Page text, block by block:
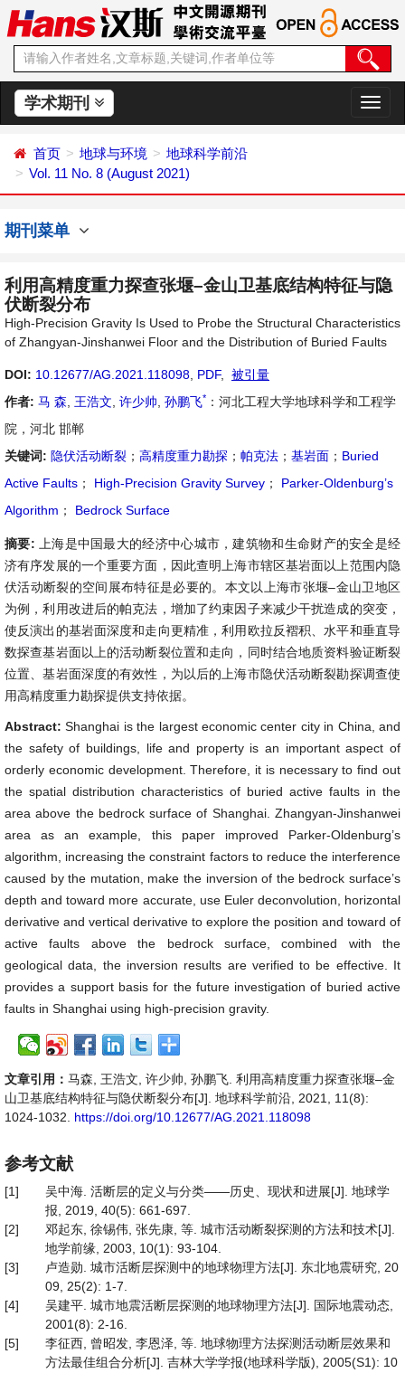
学术期刊
切
换
首页 地球与环境
地球科学前沿
Vol. 11 No. 8 (August 2021)
期刊菜单
利用高精度重力探查张堰–金山卫基底结构特征与隐
伏断裂分布
High-Precision Gravity Is Used to Probe the Structural Characteristics
of Zhangyan-Jinshanwei Floor and the Distribution of Buried Faults
DOI: 10.12677/AG.2021.118098 PDF,
被引量
作者: 马 森 王浩文 许少帅 孙鹏飞* ：河北工程大学地球科学和工程学
院，河北 邯郸
关键词: 隐伏活动断裂 ； 高精度重力勘探 ； 帕克法 ； 基岩面 ； Buried
Active Faults ； High-Precision Gravity Survey ；
Parker-Oldenburg’s
Algorithm ； Bedrock Surface
摘要:
上海是中国最大的经济中心城市，建筑物和生命财产的安全是经
济有序发展的一个重要方面，因此查明上海市辖区基岩面以上范围内隐
伏活动断裂的空间展布特征是必要的。本文以上海市张堰–金山卫地区
为例，利用改进后的帕克法，增加了约束因子来减少干扰造成的突变，
使反演出的基岩面深度和走向更精准，利用欧拉反褶积、水平和垂直导
数探查基岩面以上的活动断裂位置和走向，同时结合地质资料验证断裂
位置、基岩面深度的有效性，为以后的上海市隐伏活动断裂勘探调查使
用高精度重力勘探提供支持依据。
Abstract:Shanghai is the largest economic center city in China, and
the safety of buildings, life and property is an important aspect of
orderly economic development. Therefore, it is necessary to find out
the spatial distribution characteristics of buried active faults in the
area above the bedrock surface of Shanghai. Zhangyan-Jinshanwei
area as an example, this paper improved Parker-Oldenburg’s
algorithm, increasing the constraint factors to reduce the interference
caused by the mutation, make the inversion of the bedrock surface’s
depth and toward more accurate, use Euler deconvolution, horizontal
derivative and vertical derivative to explore the position and toward of
active faults above the bedrock surface, combined with the
geological data, the inversion results are verified to be effective. It
provides a support basis for the future investigation of buried active
faults in Shanghai using high-precision gravity.
文章引用： 马森, 王浩文, 许少帅, 孙鹏飞. 利用高精度重力探查张堰–金
山卫基底结构特征与隐伏断裂分布[J]. 地球科学前沿, 2021, 11(8):
1024-1032. https://doi.org/10.12677/AG.2021.118098
参考文献
[1]
吴中海. 活断层的定义与分类——历史、现状和进展[J]. 地球学
报, 2019, 40(5): 661-697.
[2]
邓起东, 徐锡伟, 张先康, 等. 城市活动断裂探测的方法和技术[J].
地学前缘, 2003, 10(1): 93-104.
[3]
卢造勋. 城市活断层探测中的地球物理方法[J]. 东北地震研究, 20
09, 25(2): 1-7.
[4]
吴建平. 城市地震活断层探测的地球物理方法[J]. 国际地震动态,
2001(8): 2-16.
[5]
李征西, 曾昭发, 李恩泽, 等. 地球物理方法探测活动断层效果和
方法最佳组合分析[J]. 吉林大学学报(地球科学版), 2005(S1): 10